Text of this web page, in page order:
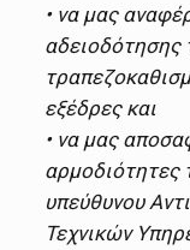
• να μας
αδειοδότησης
εξέδρες και
• να μας
αρμοδιότητες
υπεύθυνου
Τεχνικών